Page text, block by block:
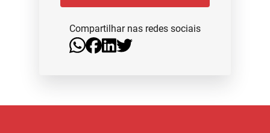
Compartilhar nas redes sociais